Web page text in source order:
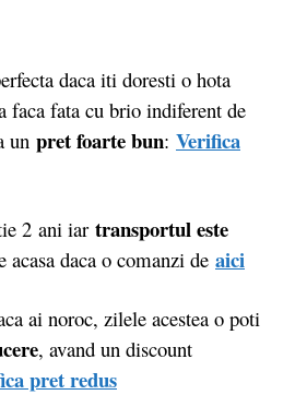
daca iti doresti o hota
faca fata cu brio indiferent de
un pret foarte bun: Verifica
2 ani iar transportul este
acasa daca o comanzi de aici
ai noroc, zilele acestea o poti
, avand un discount
pret redus